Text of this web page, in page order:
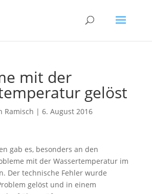
mit der
gelöst
Ramisch | 6. August 2016
gab es, besonders an den
mit der Wassertemperatur im
Der technische Fehler wurde
gelöst und in einem